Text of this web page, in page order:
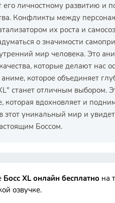
его личностному развитию и
Конфликты между
их роста и
о значимости
мир человека. Это
которые делают нас
которое объединяет
станет отличным выбором.
которая вдохновляет и
этот уникальный мир и
Боссом.
Босс XL онлайн бесплатно на
озвучке.